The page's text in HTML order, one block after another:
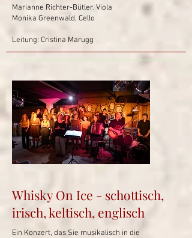
Marianne Richter-Bütler, Viola
Monika Greenwald, Cello
Leitung: Cristina Marugg
Whisky On Ice - schottisch,
irisch,keltisch, englisch
Ein Konzert, das Sie musikalisch in die